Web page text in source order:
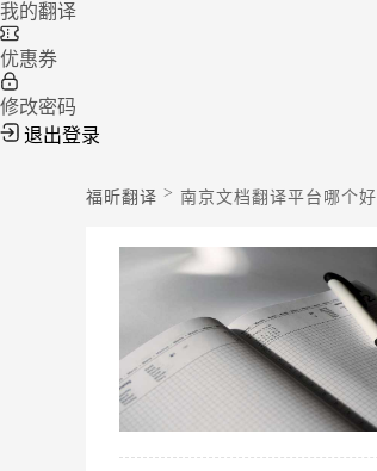
我的翻译
优惠券
修改密码
退出登录
福昕翻译 > 南京文档翻译平台哪个好